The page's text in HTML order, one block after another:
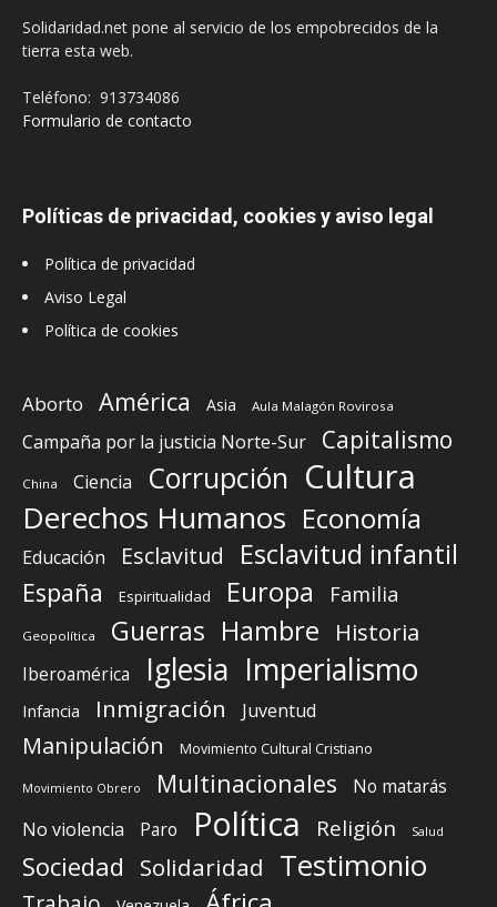
Solidaridad.net pone al servicio de los empobrecidos de la
tierra esta web.
Teléfono: 913734086
Formulario de contacto
Políticas de privacidad, cookies y aviso legal
Política de privacidad
Aviso Legal
Política de cookies
Aborto América Asia Aula Malagón Rovirosa
Campaña por la justicia Norte-Sur Capitalismo
China Ciencia Corrupción Cultura
Derechos Humanos Economía
Educación Esclavitud Esclavitud infantil
España Espiritualidad Europa Familia
Geopolítica Guerras Hambre Historia
Iberoamérica Iglesia Imperialismo
Infancia Inmigración Juventud
Manipulación Movimiento Cultural Cristiano
Movimiento Obrero Multinacionales
No matarás
No violencia
Paro Política Religión Salud
Sociedad Solidaridad Testimonio